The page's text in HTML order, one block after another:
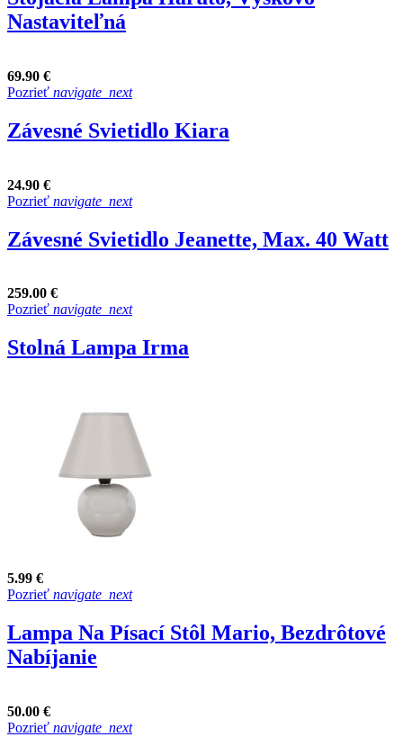
Nastaviteľná
69.90 €
Pozrieť navigate_next
Závesné Svietidlo Kiara
24.90 €
Pozrieť navigate_next
Závesné Svietidlo Jeanette, Max. 40 Watt
259.00 €
Pozrieť navigate_next
Stolná Lampa Irma
5.99 €
Pozrieť navigate_next
Lampa Na Písací Stôl Mario, Bezdrôtové
Nabíjanie
50.00 €
Pozrieť navigate_next